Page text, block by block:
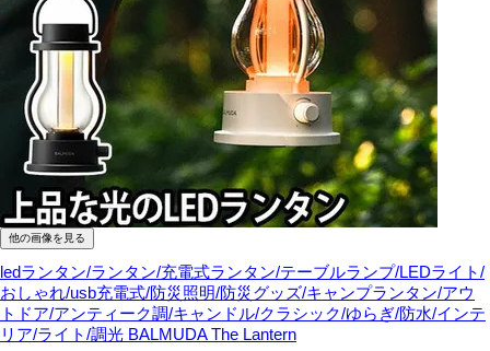
他の画像を見る
ledランタン/ランタン/充電式ランタン/テーブルランプ/LEDライト/
おしゃれ/usb充電式/防災照明/防災グッズ/キャンプランタン/アウ
トドア/アンティーク調/キャンドル/クラシック/ゆらぎ/防水/インテ
リア/ライト/調光 BALMUDA The Lantern